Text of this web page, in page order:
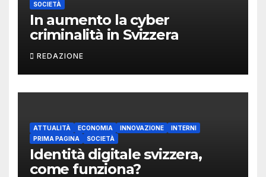
SOCIETÀ
In aumento la cyber
criminalità in Svizzera
REDAZIONE
ATTUALITÀ ECONOMIA INNOVAZIONE
INTERNI
PRIMA PAGINA
SOCIETÀ
Identità digitale svizzera,
come funziona?